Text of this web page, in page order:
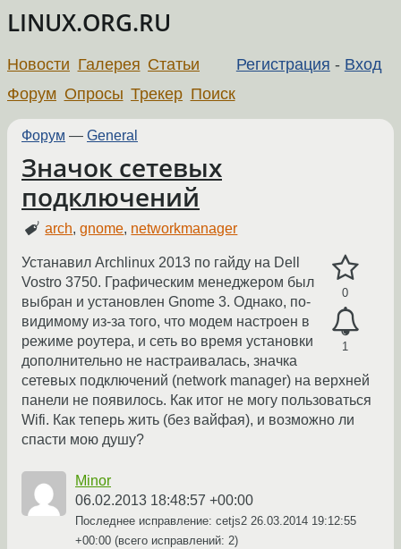
LINUX.ORG.RU
Регистрация - Вход
Новости Галерея Статьи
Форум Опросы Трекер Поиск
Форум — General
Значок сетевых
подключений
arch,gnome, networkmanager
0
1
Устанавил Archlinux 2013 по гайду на Dell
Vostro 3750. Графическим менеджером был
выбран и установлен Gnome 3. Однако, по-
видимому из-за того, что модем настроен в
режиме роутера, и сеть во время установки
дополнительно не настраивалась, значка
сетевых подключений (network manager) на верхней
панели не появилось. Как итог не могу пользоваться
Wifi. Как теперь жить (без вайфая), и возможно ли
спасти мою душу?
Minor
06.02.2013 18:48:57 +00:00
Последнее исправление: cetjs2 26.03.2014 19:12:55
+00:00 (всего исправлений: 2)